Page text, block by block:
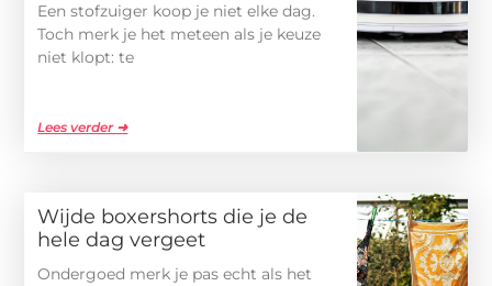
Een stofzuiger koop je niet elke dag.
Toch merk je het meteen als je keuze
niet klopt: te
Lees verder ➜
Wijde boxershorts die je de
hele dag vergeet
Ondergoed merk je pas echt als het